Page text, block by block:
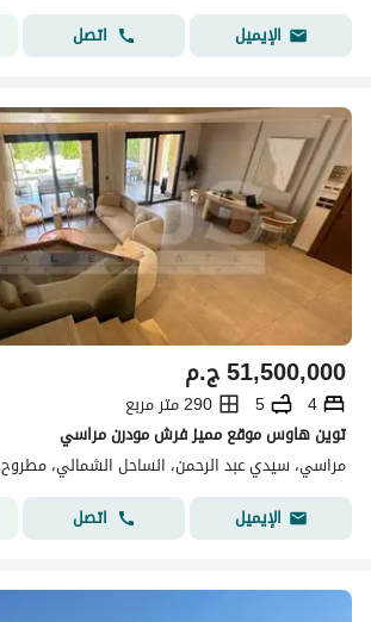
الإيميل
اتصل
ج.م51,500,000
4
5
290 متر مربع
توين هاوس موقع مميز فرش مودرن مراسي
مراسي، سيدي عبد الرحمن، الساحل الشمالي، مطروح
الإيميل
اتصل